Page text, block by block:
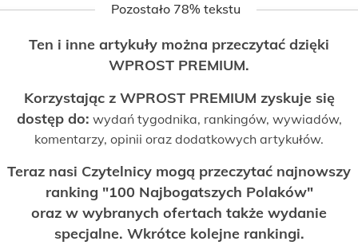
Pozostało 78% tekstu
Ten i inne artykuły można przeczytać dzięki
WPROST PREMIUM.
Korzystając z WPROST PREMIUM zyskuje się
dostęp do: wydań tygodnika, rankingów, wywiadów,
komentarzy, opinii oraz dodatkowych artykułów.
Teraz nasi Czytelnicy mogą przeczytać najnowszy
ranking "100 Najbogatszych Polaków"
oraz w wybranych ofertach także wydanie
specjalne. Wkrótce kolejne rankingi.